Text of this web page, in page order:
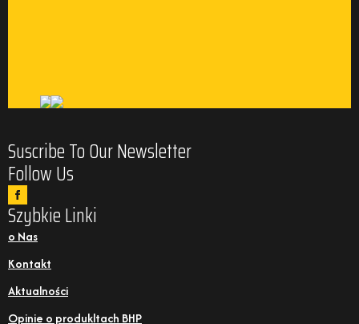
Suscribe To Our Newsletter
Follow Us
Szybkie Linki
o Nas
Kontakt
Aktualności
Opinie o produkltach BHP